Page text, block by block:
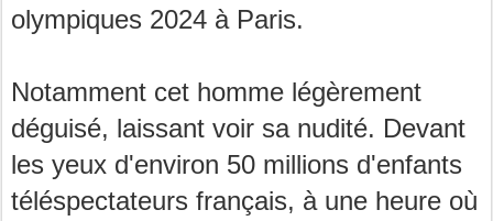
olympiques 2024 à Paris.
Notamment cet homme légèrement
déguisé, laissant voir sa nudité. Devant
les yeux d'environ 50 millions d'enfants
téléspectateurs français, à une heure où